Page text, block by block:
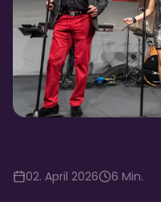
02. April 2026 6 Min.